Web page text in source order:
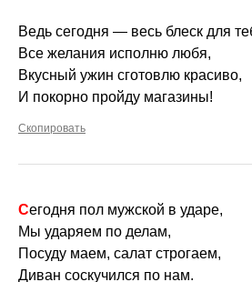
Ведь сегодня — весь блеск для
Все желания исполню любя,
Вкусный ужин сготовлю красиво,
И покорно пройду магазины!
Скопировать
Сегодня пол мужской в ударе,
Мы ударяем по делам,
Посуду маем, салат строгаем,
Диван соскучился по нам.